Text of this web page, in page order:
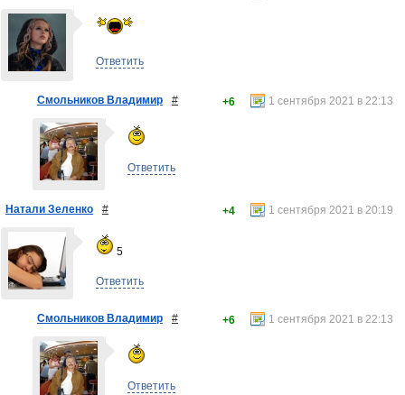
Ответить
Смольников Владимир # 1 сентября 2021 в 22:13
+6
Ответить
Натали Зеленко # 1 сентября 2021 в 20:19
+4
5
Ответить
Смольников Владимир # 1 сентября 2021 в 22:13
+6
Ответить